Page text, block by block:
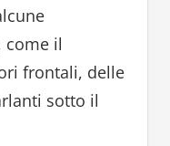
come il
frontali, delle
sotto il